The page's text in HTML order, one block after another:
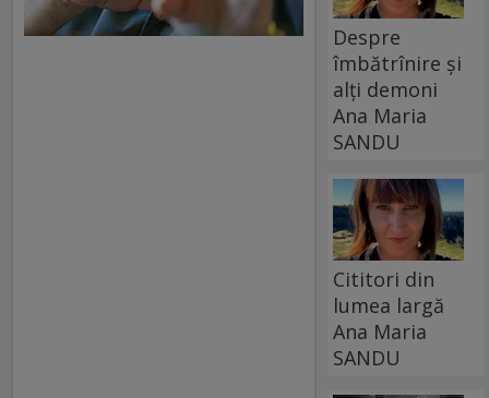
Despre
îmbătrînire și
alți demoni
Ana Maria
SANDU
Cititori din
lumea largă
Ana Maria
SANDU